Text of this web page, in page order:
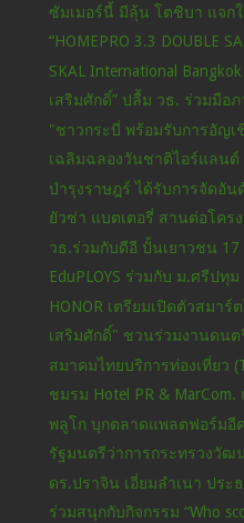
ซัมเมอร์นี้ มีลุ้น โตชิบา แจก
“HOMEPRO 3.3 DOUBLE
SKAL International
เสริมศักดิ์” ปลื้ม วธ. ร่วมมือ
"ชาวกระบี่ พร้อมรับการอัญ
เฉลิมฉลองวันชาติไอร์แลน
บำรุงราษฎร์ ได้รับการจัดอัน
ยัวซ่า แบตเตอรี่ สานต่อโครง
วธ.ร่วมกับดีอี ปั้นเยาวชน
EduPLOYS ร่วมกับ ม.ศรีปทุ
HONOR เตรียมเปิดตัวสมา
เสริมศักดิ์" ชวนร่วมงานดน
สมาคมไทยบริการท่องเที่ยว
ชมรม Hotel PR &
พลูโก บุกตลาดแพลตฟอร์มอี
รัฐมนตรีว่าการกระทรวงวั
ดร.ปราจิน เอี่ยมลำเนา ประ
ร่วมสนุกกับกิจกรรม “Who